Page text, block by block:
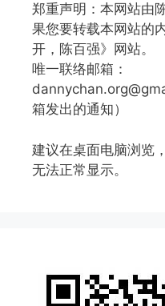
郑重声明：本网站由
果您要转载本网站的
开，陈百强》网站。
唯一联络邮箱：
箱发出的通知）
建议在桌面电脑浏览
无法正常显示。